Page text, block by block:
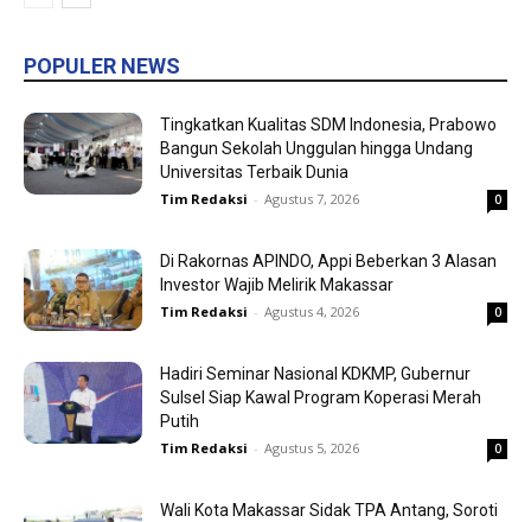
POPULER NEWS
Tingkatkan Kualitas SDM Indonesia, Prabowo
Bangun Sekolah Unggulan hingga Undang
Universitas Terbaik Dunia
Tim Redaksi - Agustus 7, 2026 0
Di Rakornas APINDO, Appi Beberkan 3 Alasan
Investor Wajib Melirik Makassar
Tim Redaksi - Agustus 4, 2026 0
Hadiri Seminar Nasional KDKMP, Gubernur
Sulsel Siap Kawal Program Koperasi Merah
Putih
Tim Redaksi - Agustus 5, 2026 0
Wali Kota Makassar Sidak TPA Antang, Soroti